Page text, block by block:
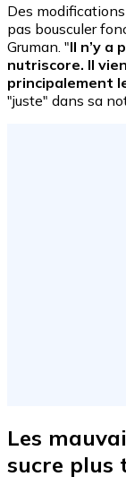
Des
pas bousculer
Gruman. "Il n’y a
nutriscore. Il
principalement
"juste" dans sa
Les
sucre plus